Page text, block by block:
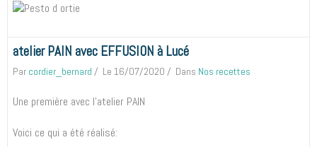
atelier PAIN avec EFFUSION à Lucé
Par cordier_bernard Le 16/07/2020 Dans Nos recettes
Une première avec l'atelier PAIN
Voici ce qui a été réalisé: